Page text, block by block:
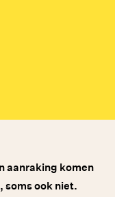
aanraking komen
soms ook niet.